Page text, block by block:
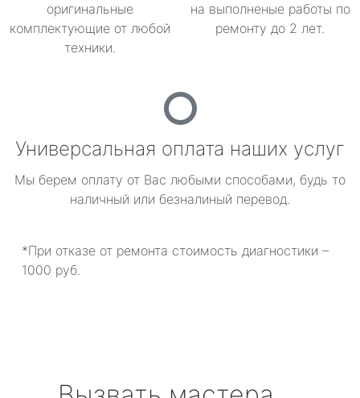
оригинальные
комплектующие от любой
техники.
на выполненые работы по
ремонту до 2 лет.
Универсальная оплата наших услуг
Мы берем оплату от Вас любыми способами, будь то
наличный или безналиный перевод.
*При отказе от ремонта стоимость диагностики –
1000 руб.